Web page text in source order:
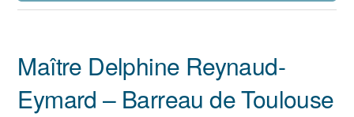
Maître Delphine Reynaud-
Eymard – Barreau de Toulouse